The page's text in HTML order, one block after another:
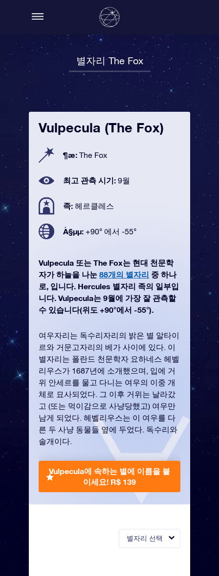
별자리 The Fox
별자리 선택
Vulpecula (The Fox)
¶æ: The Fox
최고 관측 시기: 9월
족: 헤르클레스
À§µµ: +90° 에서 -55°
Vulpecula 또는 The Fox는 현대 천문학
자가 하늘을 나눈 88개의 별자리 중 하나
로, 입니다. Hercules 별자리 족의 일부입
니다. Vulpecula는 9월에 가장 잘 관측할
수 있습니다(위도 +90°에서 -55°).
여우자리는 독수리자리의 밝은 별 알타이
르와 거문고자리의 베가 사이에 있다. 이
별자리는 폴란드 천문학자 요하네스 헤벨
리우스가 1687년에 소개했으며, 입에 거
위 안세르를 물고 다니는 여우의 이중 개
체로 묘사되었다. 그 이후 거위는 날라갔
고 (또는 먹이감으로 사냥당했고) 여우만
남게 되었다. 헤벨리우스는 이 여우를 다
른 두 사냥 동물들 옆에 두었다. 독수리와
솔개이다.
Vulpecula에 속하는 별에 이름을 붙
이세요! R$ 139